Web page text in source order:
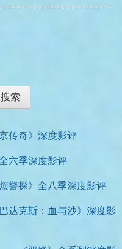
搜索
传奇》深度影评
六季深度影评
警探》全八季深度影评
达克斯：血与沙》深度影